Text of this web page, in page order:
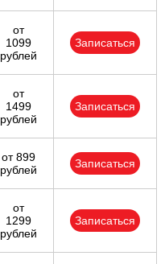
от
1099
рублей
Записаться
от
1499
рублей
Записаться
от 899
рублей
Записаться
от
1299
рублей
Записаться